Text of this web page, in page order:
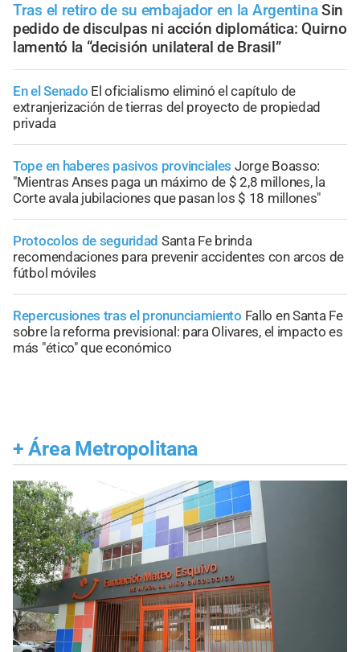
Tras el retiro de su embajador en la Argentina Sin
pedido de disculpas ni acción diplomática: Quirno
lamentó la “decisión unilateral de Brasil”
En el Senado El oficialismo eliminó el capítulo de
extranjerización de tierras del proyecto de propiedad
privada
Tope en haberes pasivos provinciales Jorge Boasso:
"Mientras Anses paga un máximo de $ 2,8 millones, la
Corte avala jubilaciones que pasan los $ 18 millones"
Protocolos de seguridad Santa Fe brinda
recomendaciones para prevenir accidentes con arcos de
fútbol móviles
Repercusiones tras el pronunciamiento Fallo en Santa Fe
sobre la reforma previsional: para Olivares, el impacto es
más "ético" que económico
+ Área Metropolitana